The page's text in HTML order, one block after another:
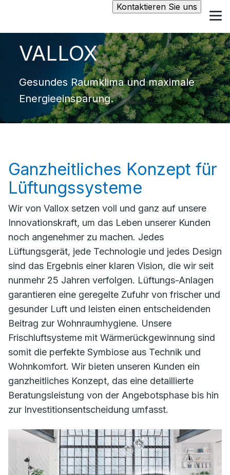
Kontaktieren Sie uns
VALLOX
Gesundes Raumklima und maximale
Energieeinsparung.
Ganzheitliches Konzept für
Lüftungssysteme
Wir von Vallox setzen voll und ganz auf unsere
Innovationskraft, um das Leben unserer Kunden
noch angenehmer zu machen. Jedes
Lüftungsgerät, jede Technologie und jedes Design
sind das Ergebnis einer klaren Vision, die wir seit
nunmehr 25 Jahren verfolgen. Lüftungs-Anlagen
garantieren eine geregelte Zufuhr von frischer und
gesunder Luft und leisten einen entscheidenden
Beitrag zur Wohnraumhygiene. Unsere
Frischluftsysteme mit Wärmerückgewinnung sind
somit die perfekte Symbiose aus Technik und
Wohnkomfort. Wir bieten unseren Kunden ein
ganzheitliches Konzept, das eine detaillierte
Beratungsleistung von der Angebotsphase bis hin
zur Investitionsentscheidung umfasst.